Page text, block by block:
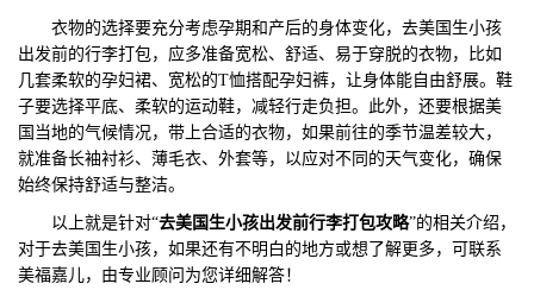
衣物的选择要充分考虑孕期和产后的身体变化，去美国生小孩
出发前的行李打包，应多准备宽松、舒适、易于穿脱的衣物，比如
几套柔软的孕妇裙、宽松的T恤搭配孕妇裤，让身体能自由舒展。鞋
子要选择平底、柔软的运动鞋，减轻行走负担。此外，还要根据美
国当地的气候情况，带上合适的衣物，如果前往的季节温差较大，
就准备长袖衬衫、薄毛衣、外套等，以应对不同的天气变化，确保
始终保持舒适与整洁。
以上就是针对“去美国生小孩出发前行李打包攻略”的相关介绍，
对于去美国生小孩，如果还有不明白的地方或想了解更多，可联系
美福嘉儿，由专业顾问为您详细解答！